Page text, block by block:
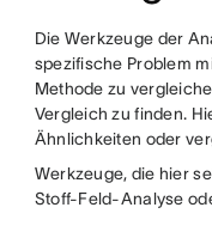
Die Werkzeuge der
spezifische Problem
Methode zu
Vergleich zu finden.
Ähnlichkeiten oder
Werkzeuge, die hier
Stoff-Feld-Analyse